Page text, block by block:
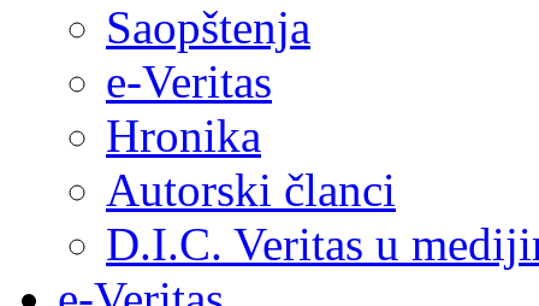
Saopštenja
e-Veritas
Hronika
Autorski članci
D.I.C. Veritas u